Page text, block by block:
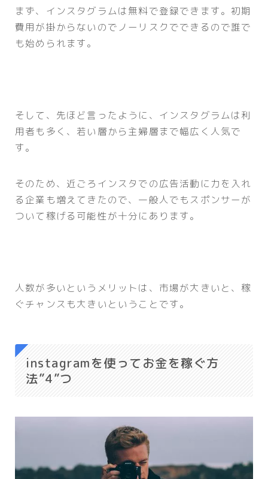
まず、インスタグラムは無料で登録できます。初期
費用が掛からないのでノーリスクでできるので誰で
も始められます。
そして、先ほど言ったように、インスタグラムは利
用者も多く、若い層から主婦層まで幅広く人気で
す。
そのため、近ごろインスタでの広告活動に力を入れ
る企業も増えてきたので、一般人でもスポンサーが
ついて稼げる可能性が十分にあります。
人数が多いというメリットは、市場が大きいと、稼
ぐチャンスも大きいということです。
instagramを使ってお金を稼ぐ方
法”4”つ